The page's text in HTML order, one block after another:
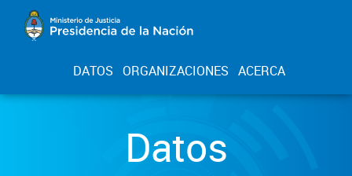
DATOS ORGANIZACIONES ACERCA
Datos